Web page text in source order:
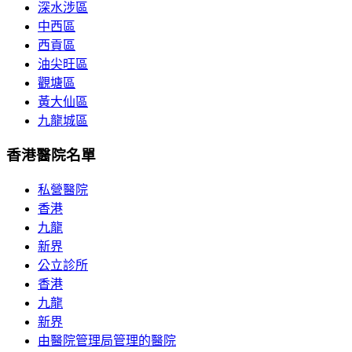
深水涉區
中西區
西貢區
油尖旺區
觀塘區
黃大仙區
九龍城區
香港醫院名單
私營醫院
香港
九龍
新界
公立診所
香港
九龍
新界
由醫院管理局管理的醫院